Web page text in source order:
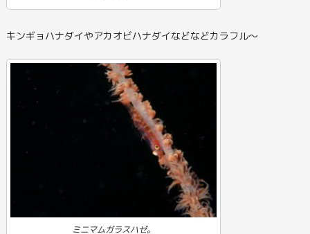
キンギョハナダイやアカオビハナダイなどなどカラフル～
ミニマムガラスハゼ。